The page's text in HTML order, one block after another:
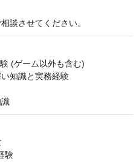
談させてください。
(ゲーム以外も含む)
知識と実務経験
験